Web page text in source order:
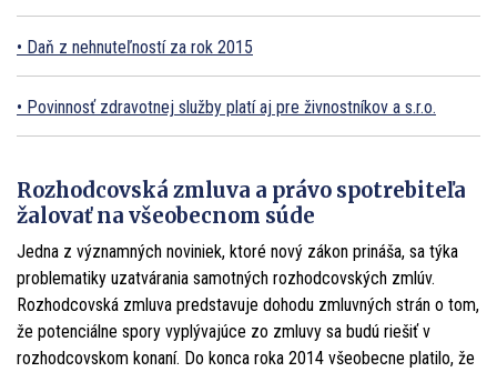
Daň z nehnuteľností za rok 2015
Povinnosť zdravotnej služby platí aj pre živnostníkov a s.r.o.
Rozhodcovská zmluva a právo spotrebiteľa
žalovať na všeobecnom súde
Jedna z významných noviniek, ktoré nový zákon prináša, sa týka
problematiky uzatvárania samotných rozhodcovských zmlúv.
Rozhodcovská zmluva predstavuje dohodu zmluvných strán o tom,
že potenciálne spory vyplývajúce zo zmluvy sa budú riešiť v
rozhodcovskom konaní. Do konca roka 2014 všeobecne platilo, že